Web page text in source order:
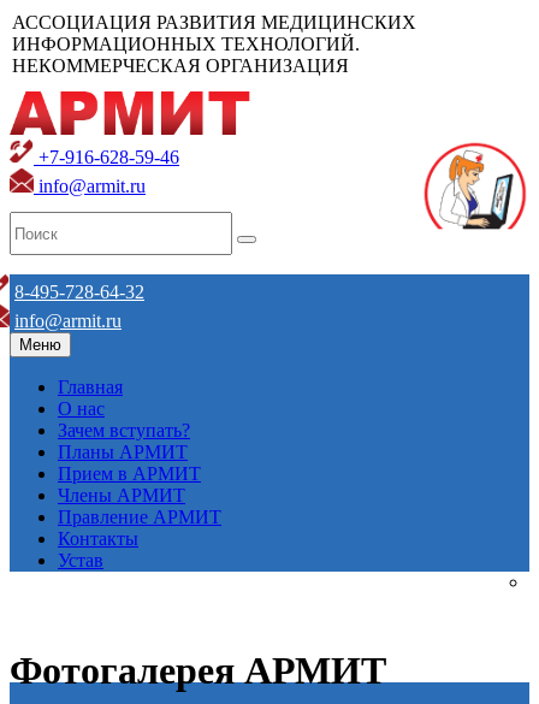
АССОЦИАЦИЯ РАЗВИТИЯ МЕДИЦИНСКИХ
ИНФОРМАЦИОННЫХ ТЕХНОЛОГИЙ.
НЕКОММЕРЧЕСКАЯ ОРГАНИЗАЦИЯ
+7-916-628-59-46
info@armit.ru
8-495-728-64-32
info@armit.ru
Меню
Главная
О нас
Зачем вступать?
Планы АРМИТ
Прием в АРМИТ
Члены АРМИТ
Правление АРМИТ
Контакты
Устав
Фотогалерея АРМИТ